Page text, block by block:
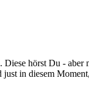
hörst Du -
just in diesem